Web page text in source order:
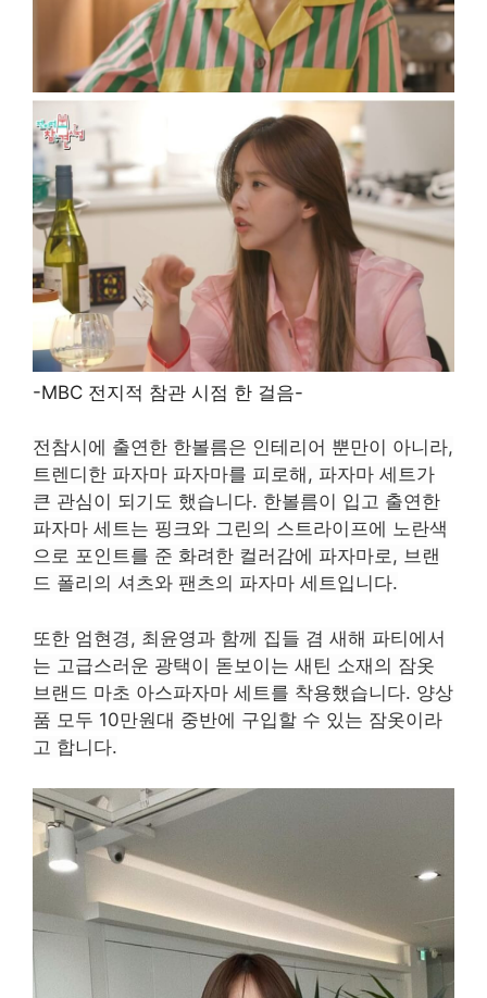
-MBC 전지적 참관 시점 한 걸음-
전참시에 출연한 한볼름은 인테리어 뿐만이 아니라,
트렌디한 파자마 파자마를 피로해, 파자마 세트가
큰 관심이 되기도 했습니다. 한볼름이 입고 출연한
파자마 세트는 핑크와 그린의 스트라이프에 노란색
으로 포인트를 준 화려한 컬러감에 파자마로, 브랜
드 폴리의 셔츠와 팬츠의 파자마 세트입니다.
또한 엄현경, 최윤영과 함께 집들 겸 새해 파티에서
는 고급스러운 광택이 돋보이는 새틴 소재의 잠옷
브랜드 마초 아스파자마 세트를 착용했습니다. 양상
품 모두 10만원대 중반에 구입할 수 있는 잠옷이라
고 합니다.